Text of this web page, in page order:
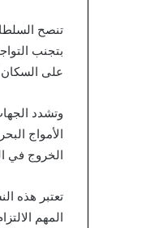
تنصح
بتجنب
على السكان
وتشدد
الأمواج
الخروج في
تعتبر هذه
المهم